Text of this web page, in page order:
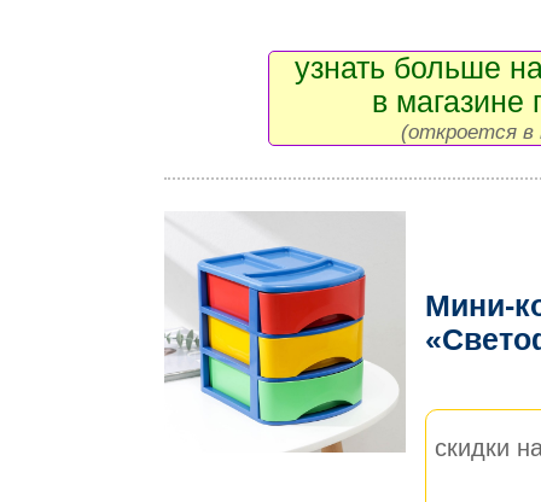
узнать больше
в магазине
(откроется в
Мини-
скидки